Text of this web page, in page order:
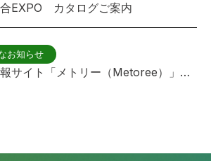
EXPO カタログご案内
お知らせ
産業用製品比較情報サイト「メトリー（Metoree）」に フェンス(遊具用)が紹介されました。